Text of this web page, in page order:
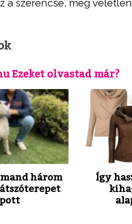
a szerencse, még
Ezeket olvastad már?
három
Így